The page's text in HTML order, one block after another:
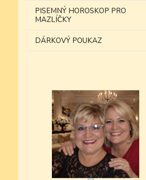
PISEMNÝ HOROSKOP PRO
MAZLÍČKY
DÁRKOVÝ POUKAZ